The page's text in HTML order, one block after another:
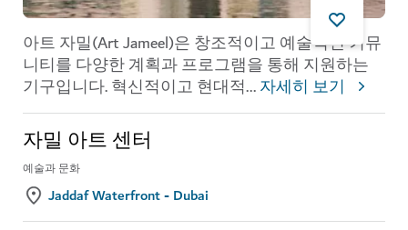
아트 자밀(Art Jameel)은 창조적이고 예술적인 커뮤
니티를 다양한 계획과 프로그램을 통해 지원하는
기구입니다. 혁신적이고 현대적...자세히 보기
자밀 아트 센터
예술과 문화
Jaddaf Waterfront - Dubai